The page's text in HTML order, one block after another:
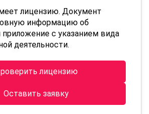
лицензию. Документ
информацию об
приложение с указанием вида
деятельности.
лицензию
Оставить заявку